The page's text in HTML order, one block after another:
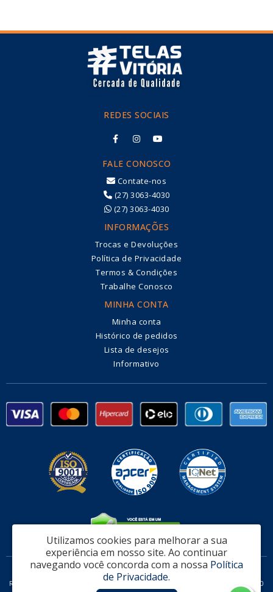
REDES SOCIAIS
FALE CONOSCO
Contate-nos
(27) 3063-4030
(27) 3063-4030
INFORMAÇÕES
Trocas e Devoluções
Política de Privacidade
Termos & Condições
Trabalhe Conosco
MINHA CONTA
Minha conta
Histórico de pedidos
Lista de desejos
Informativo
Fabrica de Alambrado e Telas Vitória Ltda - CNPJ: 32.951.470/0002-08
Rodovia Governador Mario Covas, 311 Loja 06 - Serra / ES - CEP: 29161-160
Utilizamos cookies para melhorar a sua
experiência em nosso site. Ao continuar
navegando você concorda com a nossa Política
de Privacidade.